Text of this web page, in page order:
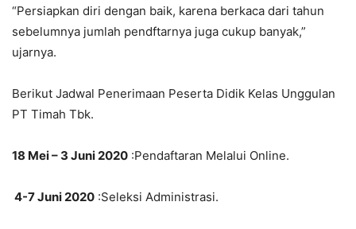
“Persiapkan diri dengan baik, karena berkaca dari tahun
sebelumnya jumlah pendftarnya juga cukup banyak,”
ujarnya.
Berikut Jadwal Penerimaan Peserta Didik Kelas Unggulan
PT Timah Tbk.
18 Mei – 3 Juni 2020 :Pendaftaran Melalui Online.
4-7 Juni 2020 :Seleksi Administrasi.